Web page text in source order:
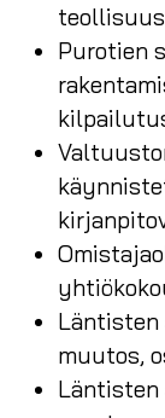
Purotien
Läntisten
muutos,
Läntisten